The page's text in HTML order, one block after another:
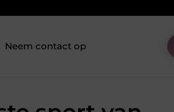
Neem contact op